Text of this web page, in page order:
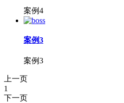
案例4
案例3
案例3
上一页
1
下一页